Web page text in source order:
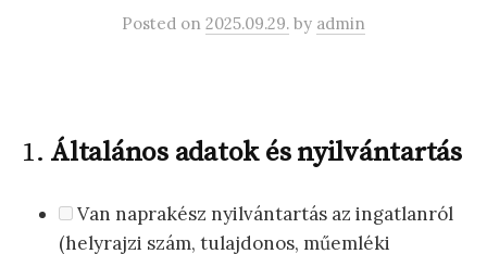
Posted on 2025.09.29. by admin
1. Általános adatok és nyilvántartás
Van naprakész nyilvántartás az ingatlanról
(helyrajzi szám, tulajdonos, műemléki